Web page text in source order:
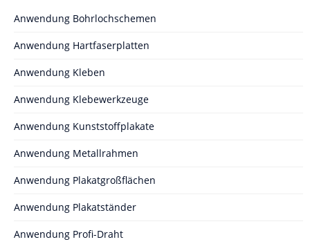
Anwendung Bohrlochschemen
Anwendung Hartfaserplatten
Anwendung Kleben
Anwendung Klebewerkzeuge
Anwendung Kunststoffplakate
Anwendung Metallrahmen
Anwendung Plakatgroßflächen
Anwendung Plakatständer
Anwendung Profi-Draht